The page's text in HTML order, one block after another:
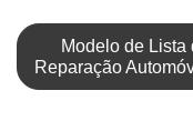
Modelo de Lista
Reparação